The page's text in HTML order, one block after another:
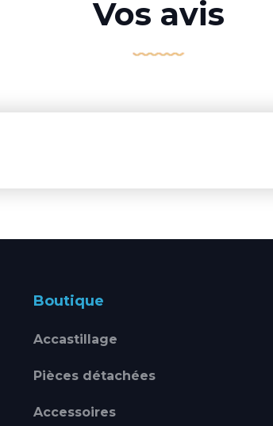
Vos avis
Boutique
Accastillage
Pièces détachées
Accessoires